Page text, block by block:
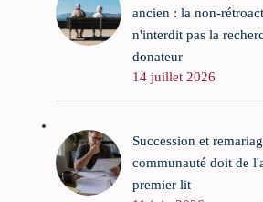
ancien : la non-
n'interdit pas la
donateur
14 juillet 2026
Succession et
communauté doit de
premier lit